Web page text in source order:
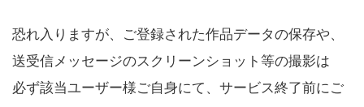
恐れ入りますが、ご登録された作品データの保存や、
送受信メッセージのスクリーンショット等の撮影は
必ず該当ユーザー様ご自身にて、サービス終了前にご